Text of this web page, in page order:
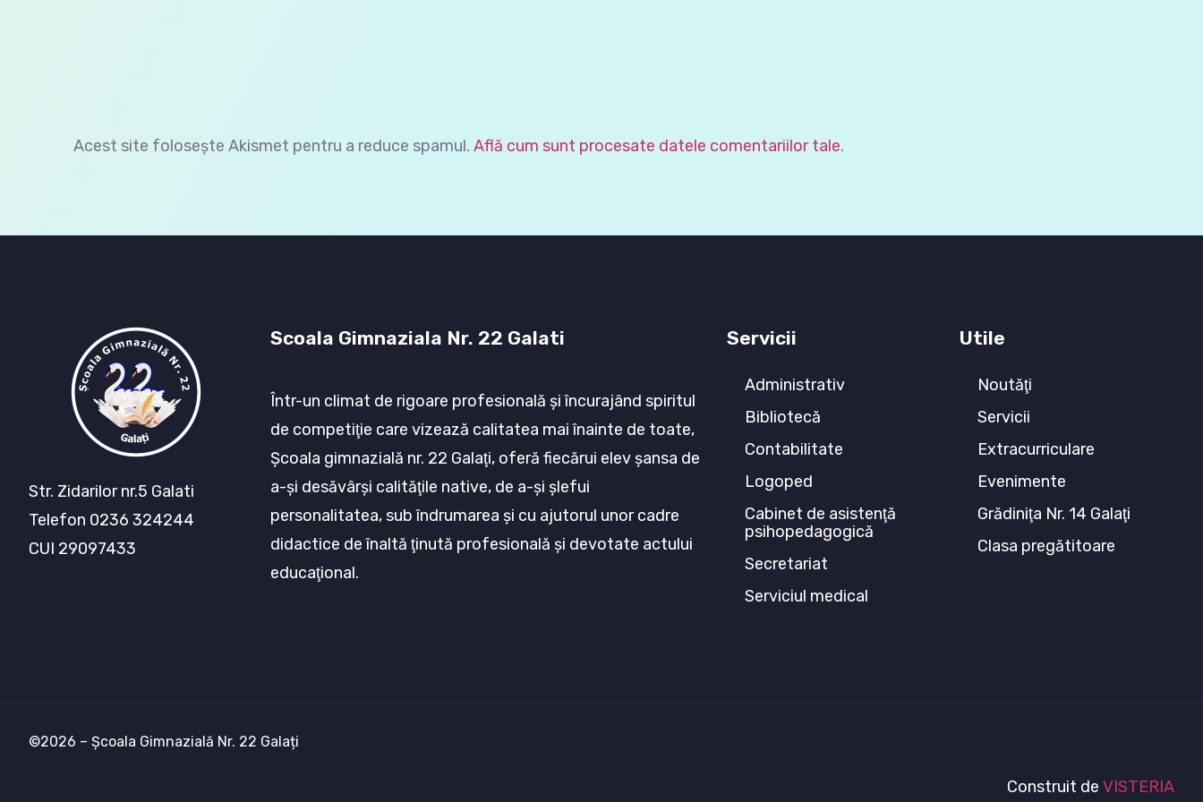
Acest site folosește Akismet pentru a reduce spamul. Află cum sunt procesate datele comentariilor tale.
Str. Zidarilor nr.5 Galati
Telefon 0236 324244
CUI 29097433
Scoala Gimnaziala Nr. 22 Galati
Într-un climat de rigoare profesională şi încurajând spiritul
de competiţie care vizează calitatea mai înainte de toate,
Şcoala gimnazială nr. 22 Galaţi, oferă fiecărui elev şansa de
a-şi desăvârşi calităţile native, de a-şi şlefui
personalitatea, sub îndrumarea şi cu ajutorul unor cadre
didactice de înaltă ţinută profesională şi devotate actului
educaţional.
Servicii
Administrativ
Bibliotecă
Contabilitate
Logoped
Cabinet de asistenţă
psihopedagogică
Secretariat
Serviciul medical
Utile
Noutăţi
Servicii
Extracurriculare
Evenimente
Grădiniţa Nr. 14 Galaţi
Clasa pregătitoare
©2026 – Școala Gimnazială Nr. 22 Galați
Construit de VISTERIA